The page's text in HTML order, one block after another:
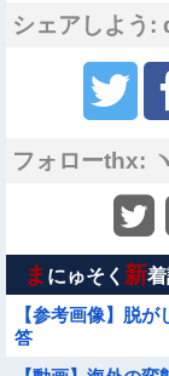
シェアしよう:
フォローthx:
ま にゅそく 新
【参考画像】脱
答